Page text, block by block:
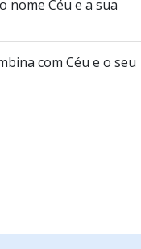
nome Céu e a sua
com Céu e o seu